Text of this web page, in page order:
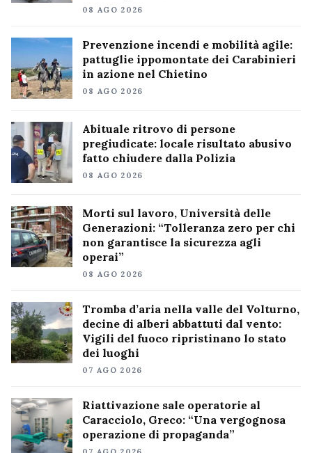
08 AGO 2026
Prevenzione incendi e mobilità agile:
pattuglie ippomontate dei Carabinieri
in azione nel Chietino
08 AGO 2026
Abituale ritrovo di persone
pregiudicate: locale risultato abusivo
fatto chiudere dalla Polizia
08 AGO 2026
Morti sul lavoro, Università delle
Generazioni: “Tolleranza zero per chi
non garantisce la sicurezza agli
operai”
08 AGO 2026
Tromba d’aria nella valle del Volturno,
decine di alberi abbattuti dal vento:
Vigili del fuoco ripristinano lo stato
dei luoghi
07 AGO 2026
Riattivazione sale operatorie al
Caracciolo, Greco: “Una vergognosa
operazione di propaganda”